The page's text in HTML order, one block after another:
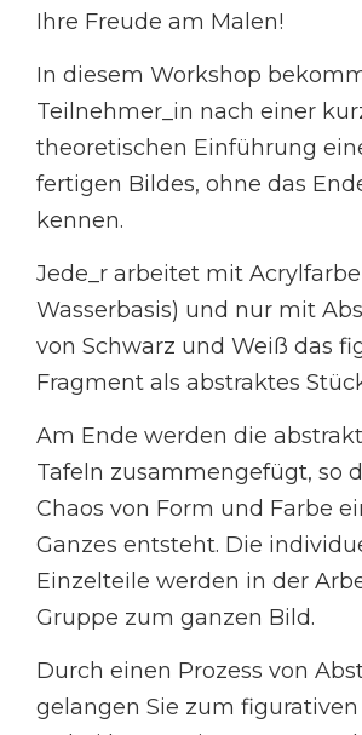
Ihre Freude am Malen!
In diesem Workshop
Teilnehmer_in nach einer
theoretischen Einführung
fertigen Bildes, ohne das
kennen.
Jede_r arbeitet mit
Wasserbasis) und nur mit
von Schwarz und Weiß das
Fragment als abstraktes
Am Ende werden die
Tafeln zusammengefügt, so
Chaos von Form und Farbe
Ganzes entsteht. Die
Einzelteile werden in der
Gruppe zum ganzen Bild.
Durch einen Prozess von
gelangen Sie zum figurativen